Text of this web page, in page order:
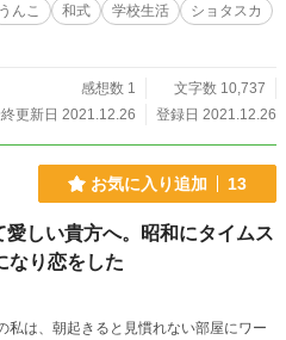
うんこ 和式 学校生活
ショタスカ
感想数 1
文字数 10,737
更新日 2021.12.26
登録日 2021.12.26
お気に入り追加 13
しい貴方へ。昭和にタイムス
なり恋をした
私は、朝起きると見慣れない部屋にワー